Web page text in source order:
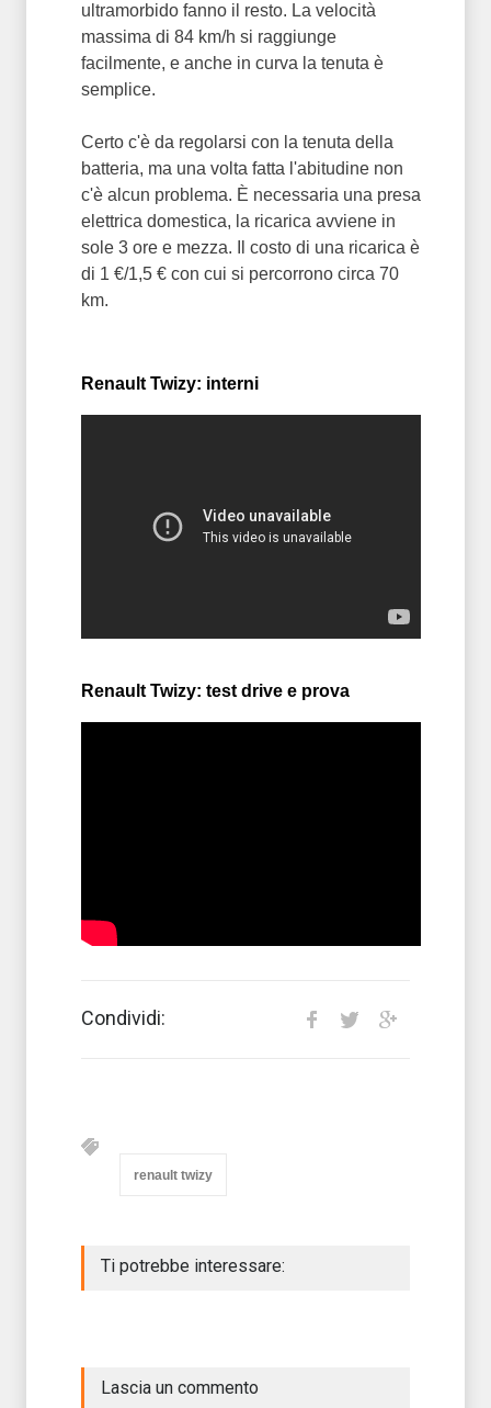
ultramorbido fanno il resto. La velocità
massima di 84 km/h si raggiunge
facilmente, e anche in curva la tenuta è
semplice.
Certo c'è da regolarsi con la tenuta della
batteria, ma una volta fatta l'abitudine non
c'è alcun problema. È necessaria una presa
elettrica domestica, la ricarica avviene in
sole 3 ore e mezza. Il costo di una ricarica è
di 1 €/1,5 € con cui si percorrono circa 70
km.
Renault Twizy: interni
Renault Twizy: test drive e prova
Condividi:
renault twizy
Ti potrebbe interessare:
Lascia un commento